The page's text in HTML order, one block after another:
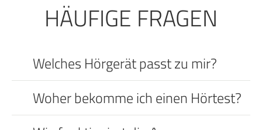
HÄUFIGE FRAGEN
Welches Hörgerät passt zu mir?
Woher bekomme ich einen Hörtest?